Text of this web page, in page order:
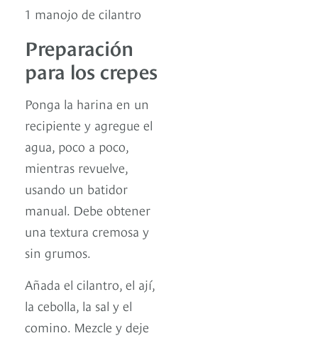
1 manojo de cilantro
Preparación
para los crepes
Ponga la harina en un
recipiente y agregue el
agua, poco a poco,
mientras revuelve,
usando un batidor
manual. Debe obtener
una textura cremosa y
sin grumos.
Añada el cilantro, el ají,
la cebolla, la sal y el
comino. Mezcle y deje